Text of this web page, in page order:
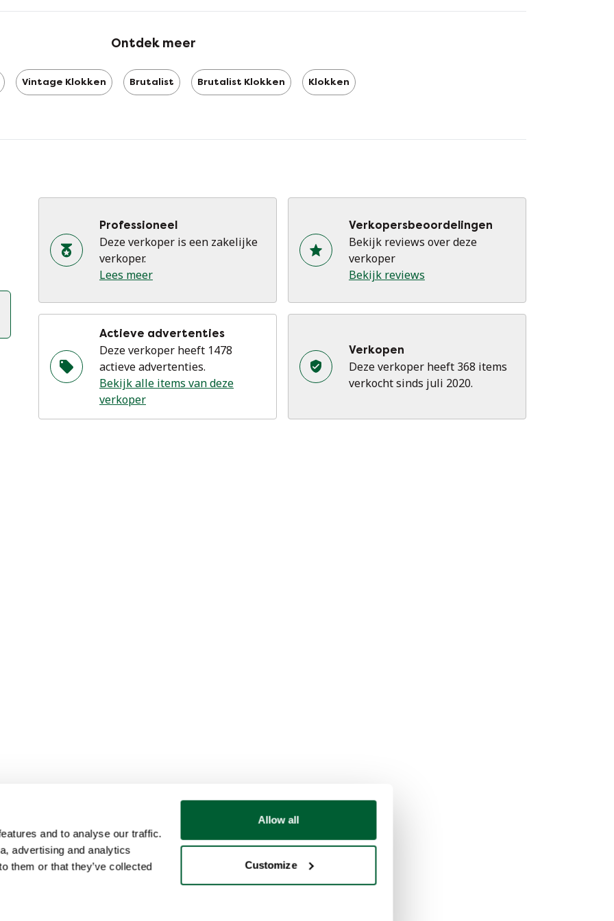
and to analyse our traffic.
advertising and analytics
them or that they’ve collected
Allow all
Customize
Hoogte: 191cm/75”
Breedte: 36 cm/14 "
Ontdek meer
Vintage Klokken Brutalist Brutalist Klokken Klokken
Professioneel
Deze verkoper is een zakelijke
verkoper.
Lees meer
Verkopersbeoordelingen
Bekijk reviews over deze
verkoper
Bekijk reviews
Actieve advertenties
Deze verkoper heeft 1478
actieve advertenties.
Bekijk alle items van deze
verkoper
Verkopen
Deze verkoper heeft 368 items
verkocht sinds juli 2020.